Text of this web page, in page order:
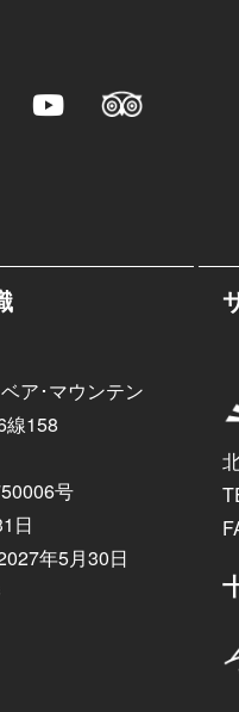
ア･マウンテン
線158
号
日
年5月30日